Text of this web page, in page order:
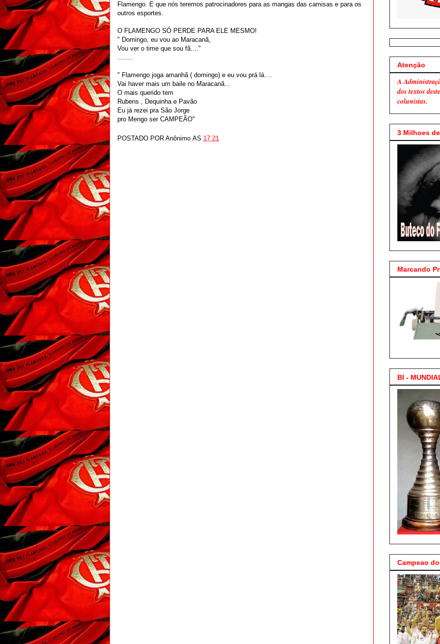
Flamengo. E que nós teremos patrocinadores para as mangas das camisas e para os
outros esportes.
O FLAMENGO SÓ PERDE PARA ELE MESMO!
" Domingo, eu vou ao Maracanã,
Vou ver o time que sou fã...."
........
" Flamengo joga amanhã ( domingo) e eu vou prá lá....
Vai haver mais um baile no Maracanã...
O mais querido tem
Rubens , Dequinha e Pavão
Eu já rezei pra São Jorge
pro Mengo ser CAMPEÃO"
POSTADO POR Anônimo AS 17:21
Atenção
A
dos textos
colunistas.
3 Milhoes
Marcando
BI -
Campeao